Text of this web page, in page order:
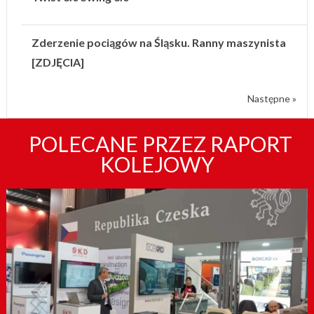
Zderzenie pociągów na Śląsku. Ranny maszynista
[ZDJĘCIA]
Następne »
POLECANE PRZEZ RAPORT
KOLEJOWY